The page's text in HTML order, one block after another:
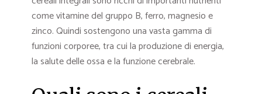
come vitamine del gruppo B, ferro, magnesio e
zinco. Quindi sostengono una vasta gamma di
funzioni corporee, tra cui la produzione di energia,
la salute delle ossa e la funzione cerebrale.